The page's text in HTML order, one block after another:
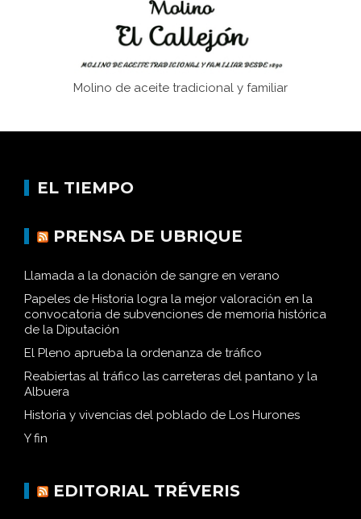
Molino de aceite tradicional y familiar
EL TIEMPO
PRENSA DE UBRIQUE
Llamada a la donación de sangre en verano
Papeles de Historia logra la mejor valoración en la
convocatoria de subvenciones de memoria histórica
de la Diputación
El Pleno aprueba la ordenanza de tráfico
Reabiertas al tráfico las carreteras del pantano y la
Albuera
Historia y vivencias del poblado de Los Hurones
Y fin
EDITORIAL TRÉVERIS